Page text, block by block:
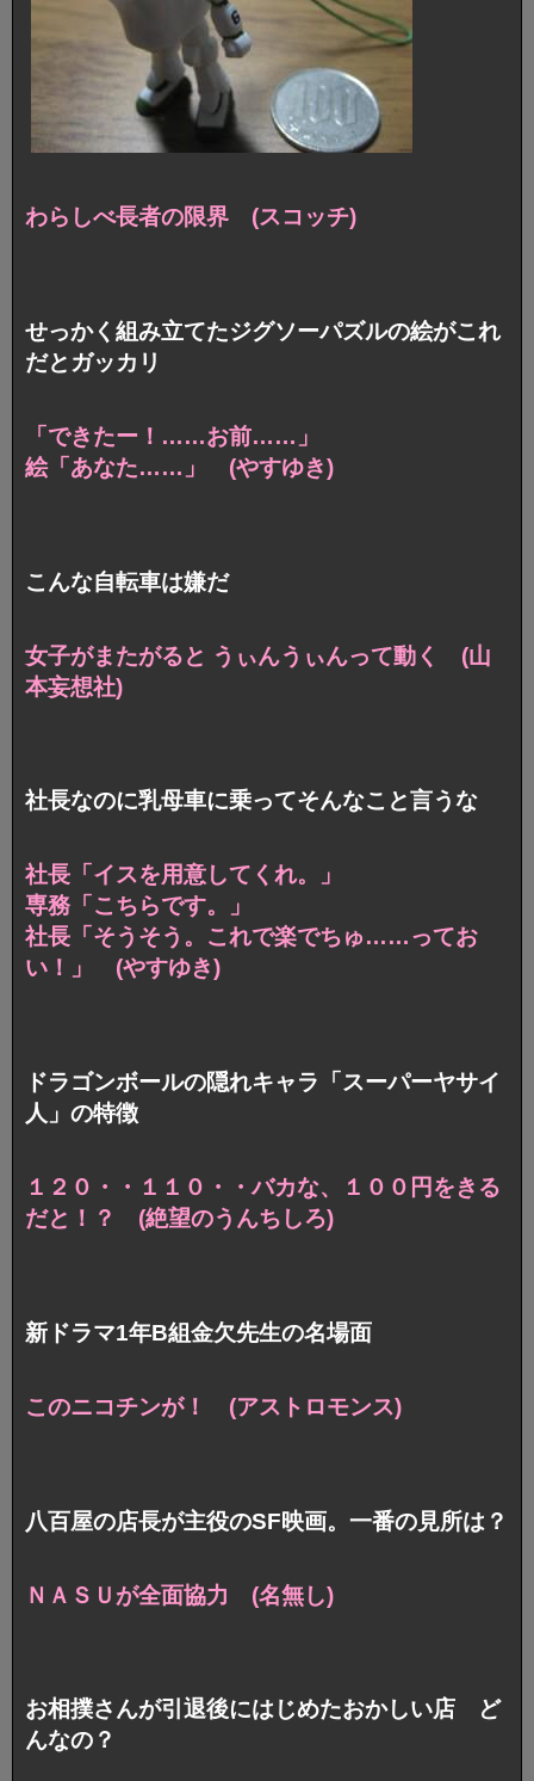
わらしべ長者の限界 (スコッチ)
せっかく組み立てたジグソーパズルの絵がこれ
だとガッカリ
「できたー！……お前……」
絵「あなた……」 (やすゆき)
こんな自転車は嫌だ
女子がまたがると うぃんうぃんって動く (山
本妄想社)
社長なのに乳母車に乗ってそんなこと言うな
社長「イスを用意してくれ。」
専務「こちらです。」
社長「そうそう。これで楽でちゅ……ってお
い！」 (やすゆき)
ドラゴンボールの隠れキャラ「スーパーヤサイ
人」の特徴
１２０・・１１０・・バカな、１００円をきる
だと！？ (絶望のうんちしろ)
新ドラマ1年B組金欠先生の名場面
このニコチンが！ (アストロモンス)
八百屋の店長が主役のSF映画。一番の見所は？
ＮＡＳＵが全面協力 (名無し)
お相撲さんが引退後にはじめたおかしい店 ど
んなの？